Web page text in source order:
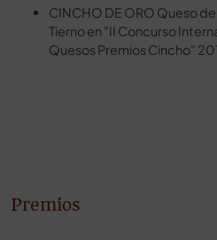
CINCHO DE ORO Queso
Tierno en "II Concurso
Quesos Premios Cincho"
Premios